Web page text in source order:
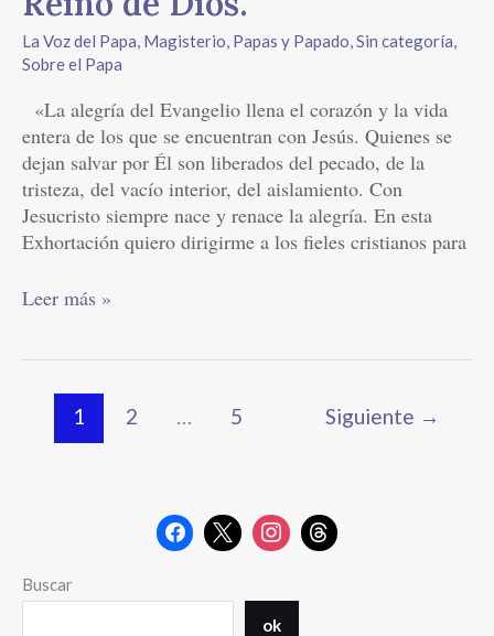
La Voz del Papa, Magisterio, Papas y Papado,Sin categoría,
Sobre el Papa
«La alegría del Evangelio llena el corazón y la vida
entera de los que se encuentran con Jesús. Quienes se
dejan salvar por Él son liberados del pecado, de la
tristeza, del vacío interior, del aislamiento. Con
Jesucristo siempre nace y renace la alegría. En esta
Exhortación quiero dirigirme a los fieles cristianos para
es
hacer
presente
mundo
el
Reino
de
Leer más »
1 2 … 5 Siguiente →
Buscar
ok